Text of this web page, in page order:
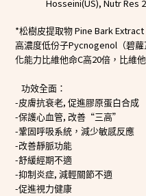
Hosseini(US), Nutr Res
*松樹皮提取物 Pine Bark Extract
高濃度低份子Pycnogenol （碧
化能力比維他命C高20倍，比維
效全面：
-皮膚抗衰老, 促進膠原蛋白合成
-保護心血管, 改善 “三高”
-鞏固呼吸系統，減少敏感反應
-改善靜脈功能
-舒緩經期不適
-抑制炎症, 減輕關節不適
-促進視力健康